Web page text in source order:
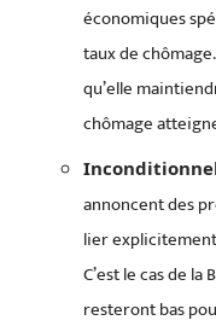
économiques
taux de
qu’elle
chômage
annoncent des
lier
C’est le cas de
resteront bas